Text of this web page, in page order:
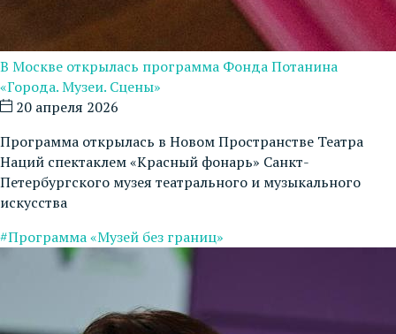
В Москве открылась программа Фонда Потанина
«Города. Музеи. Сцены»
20 апреля 2026
Программа открылась в Новом Пространстве Театра
Наций спектаклем «Красный фонарь» Санкт-
Петербургского музея театрального и музыкального
искусства
#Программа «Музей без границ»